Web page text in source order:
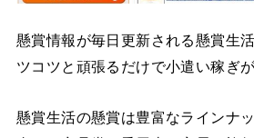
懸賞情報が毎日更新される懸賞生
ツコツと頑張るだけで小遣い稼ぎ
懸賞生活の懸賞は豊富なラインナ